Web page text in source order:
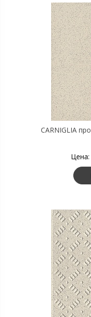
CARNIGLIA
Цена: